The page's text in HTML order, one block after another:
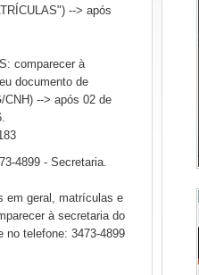
--> após
comparecer à
documento de
CNH) --> após 02 de
4899 - Secretaria.
em geral, matrículas e
à secretaria do
no telefone: 3473-4899